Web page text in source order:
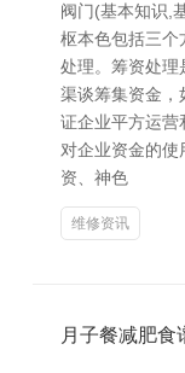
阀门(基本知识,
枢本色包括三个
处理。筹资处理
渠谈筹集资金，
证企业平方运营
对企业资金的
资、神色
维修资讯
月子餐减肥食